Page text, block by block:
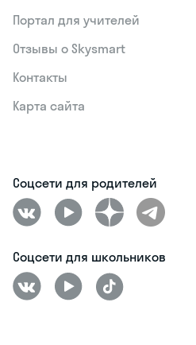
Портал для учителей
Отзывы о Skysmart
Контакты
Карта сайта
Соцсети для родителей
Соцсети для школьников